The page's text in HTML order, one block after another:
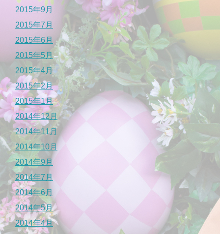
2015年9月
2015年7月
2015年6月
2015年5月
2015年4月
2015年2月
2015年1月
2014年12月
2014年11月
2014年10月
2014年9月
2014年7月
2014年6月
2014年5月
2014年4月